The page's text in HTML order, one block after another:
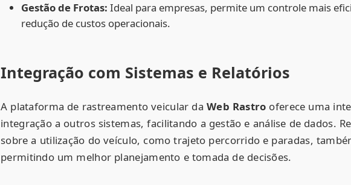
Gestão de Frotas: Ideal para empresas, permite um controle mais
redução de custos operacionais.
Integração com Sistemas e Relatórios
A plataforma de rastreamento veicular da Web Rastro oferece uma
integração a outros sistemas, facilitando a gestão e análise de dados.
sobre a utilização do veículo, como trajeto percorrido e paradas,
permitindo um melhor planejamento e tomada de decisões.